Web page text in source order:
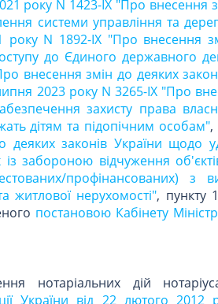
року N 1423-IX "Про внесення
системи управління та
року N 1892-IX "Про внесення
до Єдиного державного
внесення змін до деяких
2023 року N 3265-IX "Про
захисту права
дітям та підопічним особам",
законів України щодо
забороною відчуження
профінансованих) з
житлової нерухомості", пункту
постановою Кабінету
нотаріальних дій
України від 22 лютого